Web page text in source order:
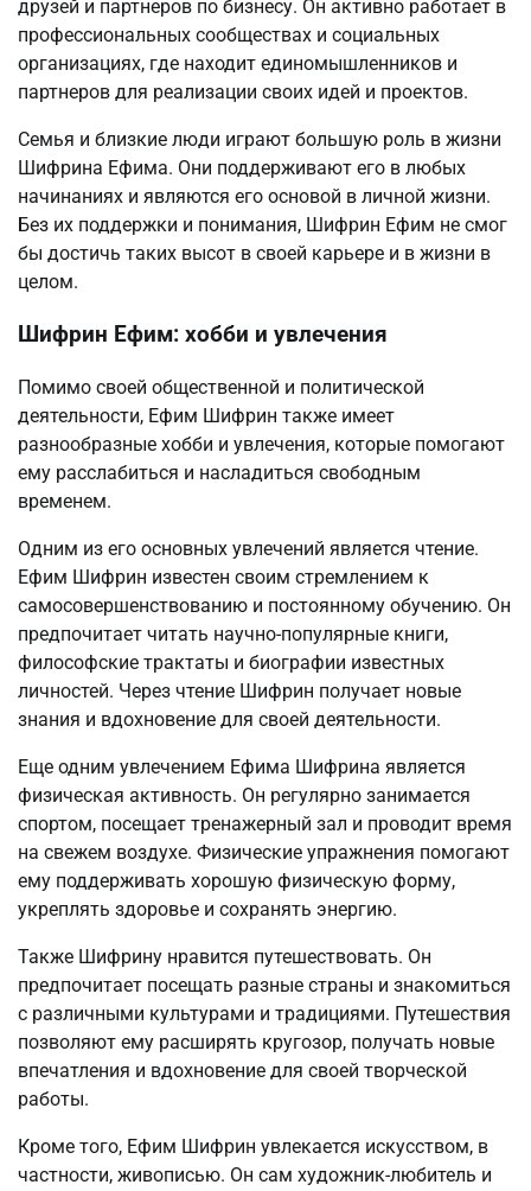
друзей и партнеров по бизнесу. Он активно работает в
профессиональных сообществах и социальных
организациях, где находит единомышленников и
партнеров для реализации своих идей и проектов.
Семья и близкие люди играют большую роль в жизни
Шифрина Ефима. Они поддерживают его в любых
начинаниях и являются его основой в личной жизни.
Без их поддержки и понимания, Шифрин Ефим не смог
бы достичь таких высот в своей карьере и в жизни в
целом.
Шифрин Ефим: хобби и увлечения
Помимо своей общественной и политической
деятельности, Ефим Шифрин также имеет
разнообразные хобби и увлечения, которые помогают
ему расслабиться и насладиться свободным
временем.
Одним из его основных увлечений является чтение.
Ефим Шифрин известен своим стремлением к
самосовершенствованию и постоянному обучению. Он
предпочитает читать научно-популярные книги,
философские трактаты и биографии известных
личностей. Через чтение Шифрин получает новые
знания и вдохновение для своей деятельности.
Еще одним увлечением Ефима Шифрина является
физическая активность. Он регулярно занимается
спортом, посещает тренажерный зал и проводит время
на свежем воздухе. Физические упражнения помогают
ему поддерживать хорошую физическую форму,
укреплять здоровье и сохранять энергию.
Также Шифрину нравится путешествовать. Он
предпочитает посещать разные страны и знакомиться
с различными культурами и традициями. Путешествия
позволяют ему расширять кругозор, получать новые
впечатления и вдохновение для своей творческой
работы.
Кроме того, Ефим Шифрин увлекается искусством, в
частности, живописью. Он сам художник-любитель и